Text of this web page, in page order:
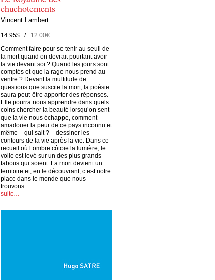
chuchotements
Vincent Lambert
14.95$ /12.00€
Comment faire pour se tenir au seuil de
la mort quand on devrait pourtant avoir
la vie devant soi ? Quand les jours sont
comptés et que la rage nous prend au
ventre ? Devant la multitude de
questions que suscite la mort, la poésie
saura peut-être apporter des réponses.
Elle pourra nous apprendre dans quels
coins chercher la beauté lorsqu’on sent
que la vie nous échappe, comment
amadouer la peur de ce pays inconnu et
même – qui sait ? – dessiner les
contours de la vie après la vie. Dans ce
recueil où l’ombre côtoie la lumière, le
voile est levé sur un des plus grands
tabous qui soient. La mort devient un
territoire et, en le découvrant, c’est notre
place dans le monde que nous
trouvons.
suite…